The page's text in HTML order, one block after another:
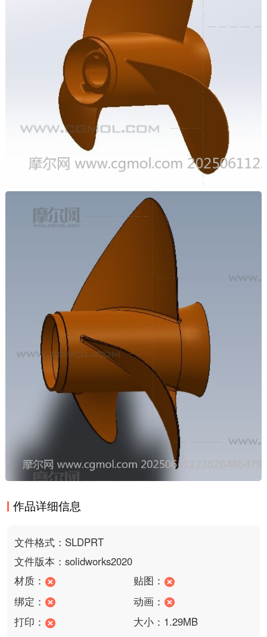
作品详细信息
文件格式：SLDPRT
文件版本：solidworks2020
材质：
贴图：
绑定：
动画：
打印：
大小：1.29MB